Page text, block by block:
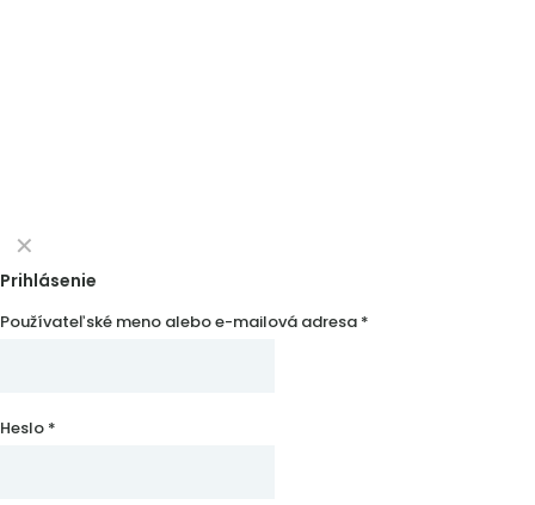
✕
Prihlásenie
Používateľské meno alebo e-mailová adresa *
Heslo *